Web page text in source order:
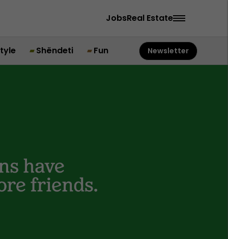
JobsReal Estate
Shëndeti Fun Newsletter